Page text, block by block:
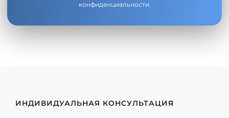
конфиденциальности.
ИНДИВИДУАЛЬНАЯ КОНСУЛЬТАЦИЯ